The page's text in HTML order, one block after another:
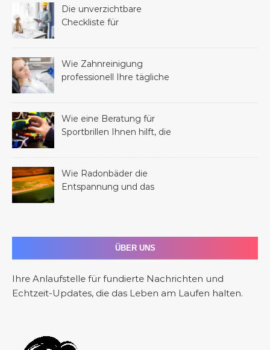
helfen können
Die unverzichtbare
Checkliste für
jedem Bauprojekt
Wie Zahnreinigung
professionell Ihre tägliche
kann
Wie eine Beratung für
Sportbrillen Ihnen hilft, die
Sport zu finden
Wie Radonbäder die
Entspannung und das
ÜBER UNS
Ihre Anlaufstelle für fundierte Nachrichten und
Echtzeit-Updates, die das Leben am Laufen halten.